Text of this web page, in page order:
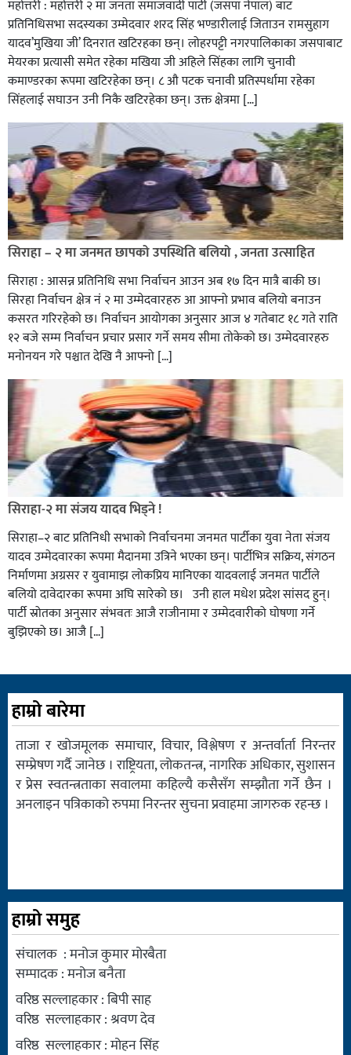
सिराहाको औरहीमा जेन-जी भेला सम्पन्न
महोत्तरी : महोत्तरी २ मा जनता समाजवादी पार्टी (जसपा नेपाल) बाट
प्रतिनिधिसभा सदस्यका उम्मेदवार शरद सिंह भण्डारीलाई जिताउन रामसुहाग
यादव’मुखिया जी’ दिनरात खटिरहका छन्। लोहरपट्टी नगरपालिकाका जसपाबाट
मेयरका प्रत्यासी समेत रहेका मखिया जी अहिले सिंहका लागि चुनावी
कमाण्डरका रूपमा खटिरहेका छन्। ८ औ पटक चनावी प्रतिस्पर्धामा रहेका
सिंहलाई सघाउन उनी निकै खटिरहेका छन्। उक्त क्षेत्रमा […]
सिराहा – २ मा जनमत छापको उपस्थिति बलियो , जनता उत्साहित
सिराहा : आसन्न प्रतिनिधि सभा निर्वाचन आउन अब १७ दिन मात्रै बाकी छ।
सिरहा निर्वाचन क्षेत्र नं २ मा उम्मेदवारहरु आ आफ्नो प्रभाव बलियो बनाउन
कसरत गरिरहेको छ। निर्वाचन आयोगका अनुसार आज ४ गतेबाट १८ गते राति
१२ बजे सम्म निर्वाचन प्रचार प्रसार गर्ने समय सीमा तोकेको छ। उम्मेदवारहरु
मनोनयन गरे पश्चात देखि नै आफ्नो […]
सिराहा-२ मा संजय यादव भिड्ने !
सिराहा–२ बाट प्रतिनिधी सभाको निर्वाचनमा जनमत पार्टीका युवा नेता संजय
यादव उम्मेदवारका रूपमा मैदानमा उत्रिने भएका छन्। पार्टीभित्र सक्रिय, संगठन
निर्माणमा अग्रसर र युवामाझ लोकप्रिय मानिएका यादवलाई जनमत पार्टीले
बलियो दावेदारका रूपमा अघि सारेको छ। उनी हाल मधेश प्रदेश सांसद हुन्।
पार्टी स्रोतका अनुसार संभवतः आजै राजीनामा र उम्मेदवारीको घोषणा गर्ने
बुझिएको छ। आजै […]
हाम्रो बारेमा
ताजा र खोजमूलक समाचार, विचार, विश्लेषण र अन्तर्वार्ता निरन्तर
सम्प्रेषण गर्दै जानेछ । राष्ट्रियता, लोकतन्त्र, नागरिक अधिकार, सुशासन
र प्रेस स्वतन्त्रताका सवालमा कहिल्यै कसैसँग सम्झौता गर्ने छैन ।
अनलाइन पत्रिकाको रुपमा निरन्तर सुचना प्रवाहमा जागरुक रहन्छ ।
हाम्रो समुह
संचालक : मनोज कुमार मोरबैता
सम्पादक : मनोज बनैता
वरिष्ठ सल्लाहकार : बिपी साह
वरिष्ठ सल्लाहकार : श्रवण देव
वरिष्ठ सल्लाहकार : मोहन सिंह